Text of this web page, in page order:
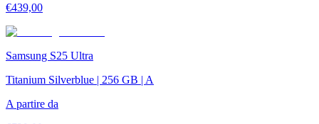
€439,00
Samsung S25 Ultra
Titanium Silverblue | 256 GB | A
A partire da